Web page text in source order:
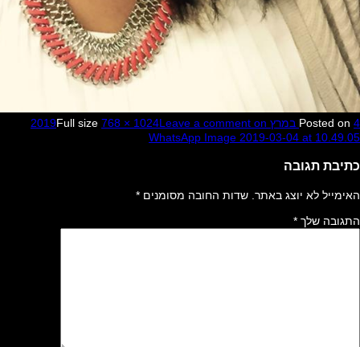
Full size768 × 1024
מסומנים*